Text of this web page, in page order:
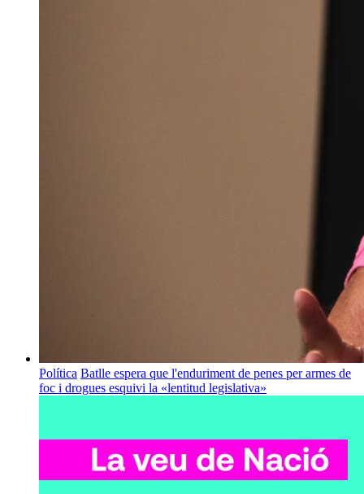
Política Batlle espera que l'enduriment de penes per armes de
foc i drogues esquivi la «lentitud legislativa»